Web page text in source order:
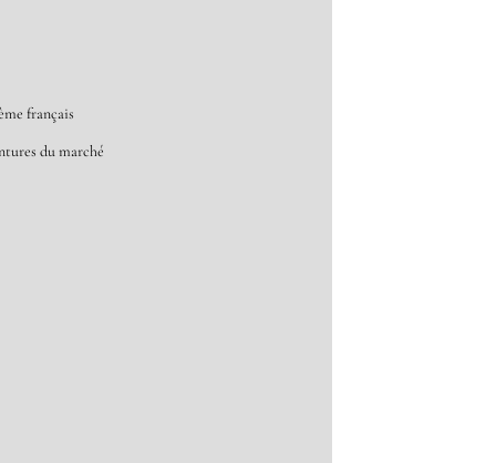
français
du marché